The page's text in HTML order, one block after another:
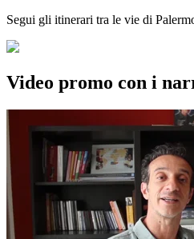
Segui gli itinerari tra le vie di
Video promo con i